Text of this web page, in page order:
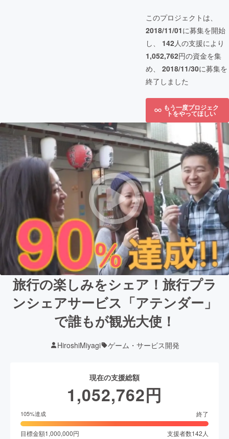
このプロジェクトは、
2018/11/01に募集を開始
し、 142人の支援により
1,052,762円の資金を集
め、 2018/11/30に募集を
終了しました
もう一度プロジェク
トをやってほしい
旅行の楽しみをシェア！旅行プラ
ンシェアサービス「アテンダー」
で誰もが観光大使！
HiroshiMiyagi ゲーム・サービス開発
現在の支援総額
1,052,762円
105%達成 終了
目標金額1,000,000円 支援者数142 人